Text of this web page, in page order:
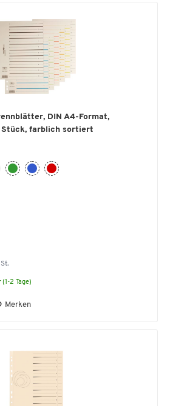
DIN A4-Format,
Stück, farblich sortiert
2 Tage)
Merken